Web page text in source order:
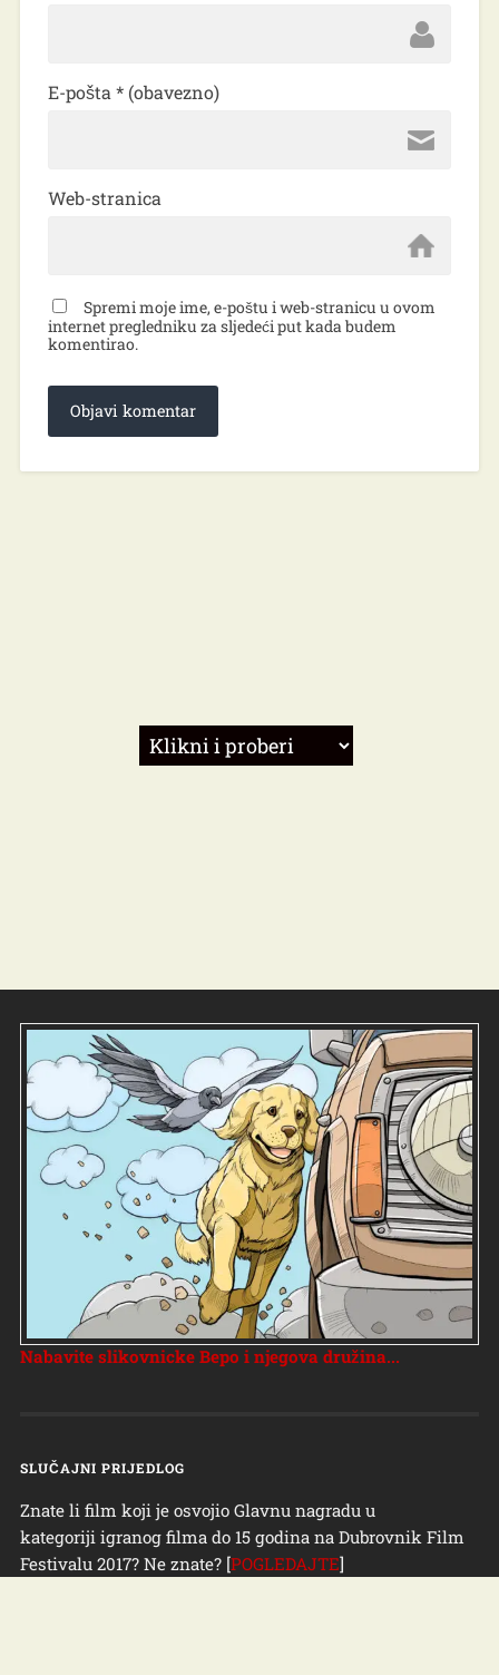
E-pošta* (obavezno)
Web-stranica
Spremi moje ime, e-poštu i web-stranicu u ovom
internet pregledniku za sljedeći put kada budem
komentirao.
Nabavite slikovnicke Bepo i njegova družina...
SLUČAJNI PRIJEDLOG
Znate li film koji je osvojio Glavnu nagradu u
kategoriji igranog filma do 15 godina na Dubrovnik Film
Festivalu 2017? Ne znate? [POGLEDAJTE]